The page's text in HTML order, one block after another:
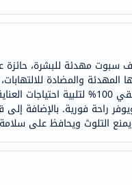
المهدئة والمضادة
مصنوع من قطن نقي 100%
راحة فورية. بالإضافة
التلوث ويحافظ على